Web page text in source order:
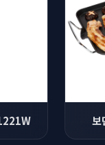
보